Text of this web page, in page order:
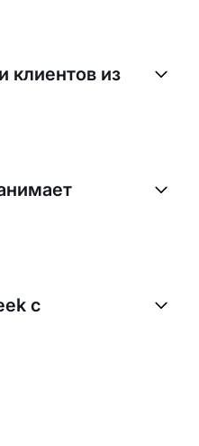
карта для
клиентов из
1 рабочий день.
или Telegram.
с